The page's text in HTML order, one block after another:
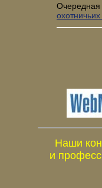
Очередная
Наши
и